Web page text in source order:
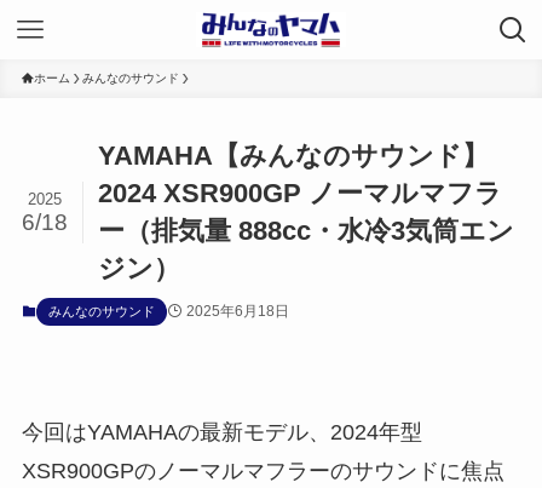
ホーム みんなのサウンド
YAMAHA【みんなのサウンド】
2024 XSR900GP ノーマルマフラ
ー（排気量 888cc・水冷3気筒エン
ジン）
2025
6/18
みんなのサウンド 2025年6月18日
今回はYAMAHAの最新モデル、2024年型
XSR900GPのノーマルマフラーのサウンドに焦点